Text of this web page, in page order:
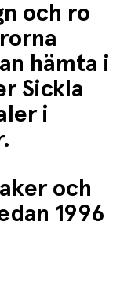
och ro
hämta i
Sickla
i
och
1996